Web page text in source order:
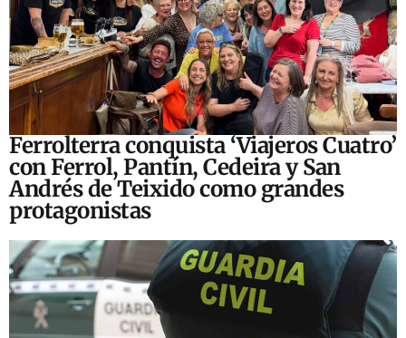
Ferrolterra conquista ‘Viajeros Cuatro’
con Ferrol, Pantín, Cedeira y San
Andrés de Teixido como grandes
protagonistas